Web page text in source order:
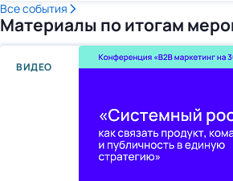
Все события
Материалы по итогам
ВИДЕО